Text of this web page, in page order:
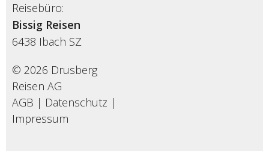
Reisebüro:
Bissig Reisen
6438 Ibach SZ
© 2026 Drusberg
Reisen AG
AGB | Datenschutz |
Impressum